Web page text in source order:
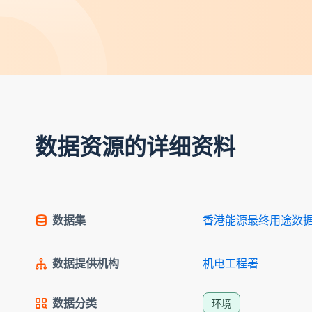
数据资源的详细资料
数据集 香港能源最终用途数
数据提供机构 机电工程署
数据分类 环境